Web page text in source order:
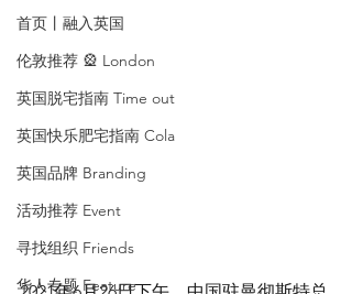
首页丨融入英国
伦敦推荐 🎡 London
英国脱宅指南 Time out
英国快乐肥宅指南 Cola
英国品牌 Branding
活动推荐 Event
寻找组织 Friends
华人专题 Feature